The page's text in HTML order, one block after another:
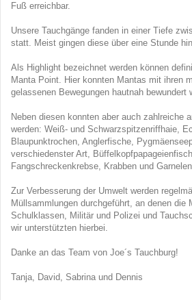
Fuß erreichbar.
Unsere Tauchgänge fanden in einer Tiefe
statt. Meist gingen diese über eine Stunde
Als Highlight bezeichnet werden können
Manta Point. Hier konnten Mantas mit ihren
gelassenen Bewegungen hautnah bewundert
Neben diesen konnten aber auch zahlreiche
werden: Weiß- und Schwarzspitzenriffhaie,
Blaupunktrochen, Anglerfische,
verschiedenster Art,
Fangschreckenkrebse, Krabben und
Zur Verbesserung der Umwelt werden
Müllsammlungen durchgeführt, an denen die
Schulklassen, Militär und Polizei und
wir unterstützten hierbei.
Danke an das Team von Joe´s Tauchburg!
Tanja, David, Sabrina und Dennis